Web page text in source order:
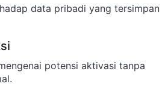
data pribadi yang tersimpan
potensi aktivasi tanpa